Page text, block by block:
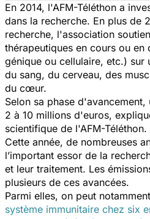
En 2014, l'AFM-Téléthon a
dans la recherche. En plus de
recherche, l'association
thérapeutiques en cours ou
génique ou cellulaire, etc.) sur
du sang, du cerveau, des
du cœur.
Selon sa phase
2 à 10 millions d'euros,
scientifique de l'AFM-Téléthon.
Cette année, de nombreuses
l’important essor de la
et leur traitement. Les
plusieurs de ces avancées.
Parmi elles, on peut
système immunitaire chez six